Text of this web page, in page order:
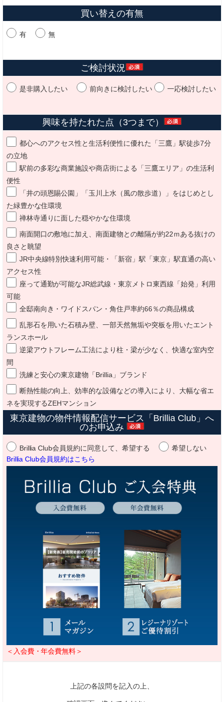
買い替えの有無
有 無
ご検討状況
是非購入したい 前向きに検討したい 一応検討したい
興味を持たれた点（3つまで）
都心へのアクセス性と生活利便性に優れた「三鷹」駅徒歩7分
の立地
駅前の多彩な商業施設や商店街による「三鷹エリア」の生活利
便性
「井の頭恩賜公園」「玉川上水（風の散歩道）」をはじめとし
た緑豊かな住環境
禅林寺通りに面した穏やかな住環境
南面開口の敷地に加え、南面建物との離隔が約22ｍある抜けの
良さと眺望
JR中央線特別快速利用可能・「新宿」駅「東京」駅直通の高い
アクセス性
座って通勤が可能なJR総武線・東京メトロ東西線「始発」利用
可能
全邸南向き・ワイドスパン・角住戸率約66％の商品構成
乱形石を用いた石積み壁、一部天然無垢や突板を用いたエント
ランスホール
逆梁アウトフレーム工法により柱・梁が少なく、快適な室内空
間
洗練と安心の東京建物「Brillia」ブランド
断熱性能の向上、効率的な設備などの導入により、大幅な省エ
ネを実現するZEHマンション
東京建物の物件情報配信サービス「Brillia Club」へ
のお申込み
Brillia Club会員規約に同意して、希望する
希望しない
Brillia Club会員規約はこちら
＜入会費・年会費無料＞
上記の各設問を記入の上、